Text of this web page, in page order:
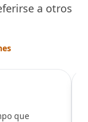
a otros
que